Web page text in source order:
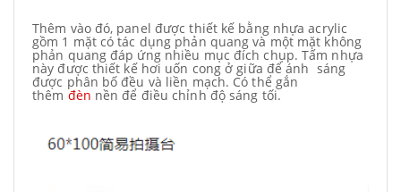
Thêm vào đó, panel được thiết kế bằng nhựa acrylic
gồm 1 mặt có tác dụng phản quang và một mặt không
phản quang đáp ứng nhiều mục đích chụp. Tấm nhựa
này được thiết kế hơi uốn cong ở giữa để ánh sáng
được phân bố đều và liền mạch. Có thể gắn
thêm đèn nền để điều chỉnh độ sáng tối.